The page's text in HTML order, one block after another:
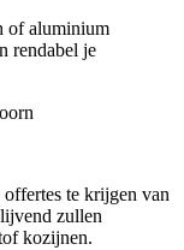
of aluminium
rendabel je
te krijgen van
zullen
kozijnen.